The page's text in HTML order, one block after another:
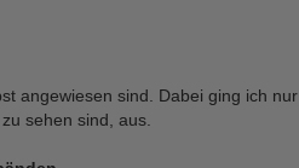
angewiesen sind. Dabei ging ich
sehen sind, aus.